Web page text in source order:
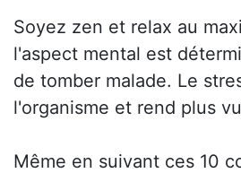
Soyez zen et relax au
l'aspect mental est
de tomber malade. Le
l'organisme et rend plus
Même en suivant ces 10